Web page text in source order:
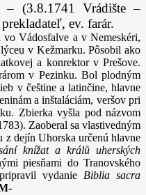
(3.8.1741 Vrádište –
ev. farár.
Vádosfalve a v Nemeskéri,
v Kežmarku. Pôsobil ako
a konrektor v Prešove.
v Pezinku. Bol plodným
v češtine a latinčine, hlavne
a inštaláciám, veršov pri
Zbierka vyšla pod názvom
Zaoberal sa vlastivedným
z dejín Uhorska určenú hlavne
knížat a králů uherských
piesňami do Tranovského
vydanie Biblia sacra